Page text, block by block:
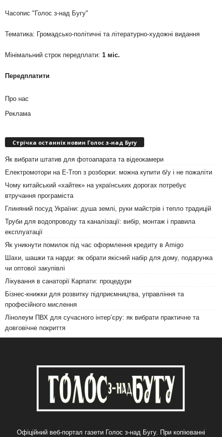
Часопис "Голос з-над Бугу"
Тематика: Громадсько-політичні та літературно-художні видання
Мінімальний строк передплати: 1 міс.
Передплатити
Про нас
Реклама
Стрічка останніх новин Голос з-над Бугу
Як вибрати штатив для фотоапарата та відеокамери
Електромотори на E-Tron з розборки: можна купити б/у і не пожаліти
Чому китайський «хайтек» на українських дорогах потребує
втручання програміста
Глиняний посуд України: душа землі, руки майстрів і тепло традицій
Труби для водопроводу та каналізації: вибір, монтаж і правила
експлуатації
Як уникнути помилок під час оформлення кредиту в Amigo
Шахи, шашки та нарди: як обрати якісний набір для дому, подарунка
чи оптової закупівлі
Лікування в санаторії Карпати: процедури
Бізнес-книжки для розвитку підприємництва, управління та
професійного мислення
Лінолеум ПВХ для сучасного інтер’єру: як вибрати практичне та
довговічне покриття
Офіційний веб-портал газети Голос з-над Бугу. При копіюванні